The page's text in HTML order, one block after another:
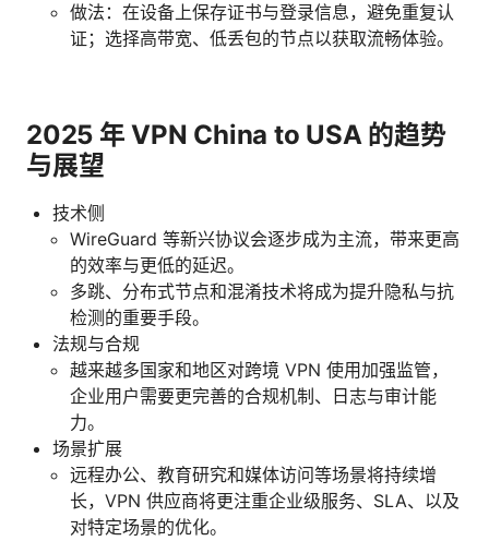
做法：在设备上保存证书与登录信息，避免重复认
证；选择高带宽、低丢包的节点以获取流畅体验。
2025 年 VPN China to USA 的趋势
与展望
技术侧
WireGuard 等新兴协议会逐步成为主流，带来更高
的效率与更低的延迟。
多跳、分布式节点和混淆技术将成为提升隐私与抗
检测的重要手段。
法规与合规
越来越多国家和地区对跨境 VPN 使用加强监管，
企业用户需要更完善的合规机制、日志与审计能
力。
场景扩展
远程办公、教育研究和媒体访问等场景将持续增
长，VPN 供应商将更注重企业级服务、SLA、以及
对特定场景的优化。